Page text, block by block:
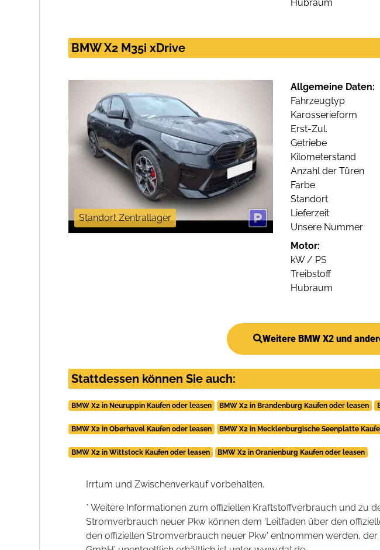
Hubraum
BMW X2 M35i xDrive
Standort Zentrallager
Allgemeine Daten:
Fahrzeugtyp
Karosserieform
Erst-Zul.
Getriebe
Kilometerstand
Anzahl der Türen
Farbe
Standort
Lieferzeit
Unsere Nummer
Motor:
kW / PS
Treibstoff
Hubraum
Weitere BMW X2 und
Stattdessen können Sie auch:
BMW X2 in Neuruppin Kaufen oder leasen BMW X2 in Brandenburg Kaufen oder leasen
BMW X2 in Oberhavel Kaufen oder leasen BMW X2 in Mecklenburgische Seenplatte
BMW X2 in Wittstock Kaufen oder leasen BMW X2 in Oranienburg Kaufen oder leasen
Irrtum und Zwischenverkauf vorbehalten.
* Weitere Informationen zum offiziellen Kraftstoffverbrauch und zu
Stromverbrauch neuer Pkw können dem 'Leitfaden über den
den offiziellen Stromverbrauch neuer Pkw' entnommen werden,